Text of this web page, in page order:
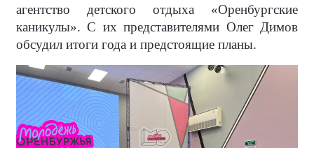
агентство детского отдыха «Оренбургские
каникулы». С их представителями Олег Димов
обсудил итоги года и предстоящие планы.